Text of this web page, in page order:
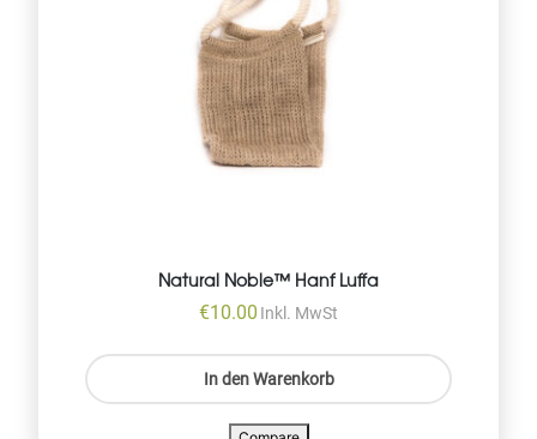
Natural Noble™ Hanf Luffa
€10.00 Inkl. MwSt
In den Warenkorb